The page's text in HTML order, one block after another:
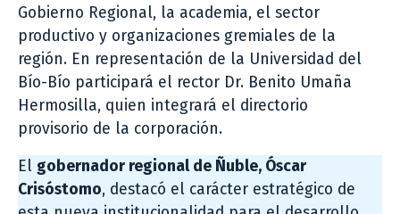
Gobierno Regional, la academia, el sector
productivo y organizaciones gremiales de la
región. En representación de la Universidad del
Bío-Bío participará el rector Dr. Benito Umaña
Hermosilla, quien integrará el directorio
provisorio de la corporación.
El gobernador regional de Ñuble, Óscar
Crisóstomo, destacó el carácter estratégico de